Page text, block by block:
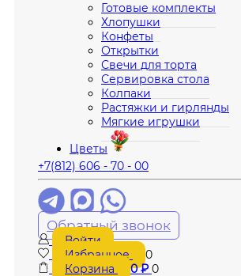
Готовые комплекты
Хлопушки
Конфеты
Открытки
Свечи для торта
Сервировка стола
Колпаки
Растяжки и гирлянды
Мягкие игрушки
Цветы
+7(812) 606 - 70 - 00
Обратный звонок
Войти
Избранное
0
Корзина
0₽ 0